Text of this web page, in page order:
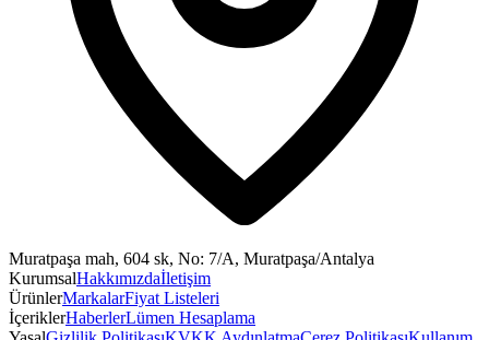
Muratpaşa mah, 604 sk, No: 7/A, Muratpaşa/Antalya
KurumsalHakkımızdaİletişim
ÜrünlerMarkalarFiyat Listeleri
İçeriklerHaberlerLümen Hesaplama